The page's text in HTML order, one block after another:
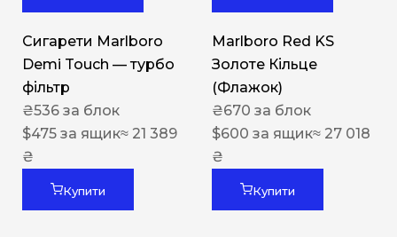
Сигарети Marlboro
Demi Touch — турбо
фільтр
₴536 за блок
$475 за ящик≈ 21 389
₴
Купити
Marlboro Red KS
Золоте Кільце
(Флажок)
₴670 за блок
$600 за ящик≈ 27 018
₴
Купити